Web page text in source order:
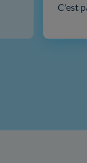
C'est